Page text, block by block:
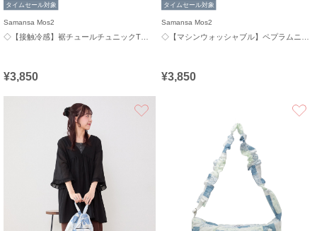
タイムセール対象
Samansa Mos2
¥3,850
タイムセール対象
Samansa Mos2
¥3,850